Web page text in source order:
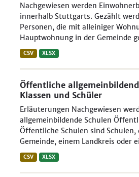
Nachgewiesen werden
innerhalb Stuttgarts. Gezählt
Personen, die mit alleiniger
Hauptwohnung in der Gemeinde
CSV XLSX
Öffentliche
Klassen und Schüler
Erläuterungen Nachgewiesen
allgemeinbildende Schulen
Öffentliche Schulen sind Schulen,
Gemeinde, einem Landkreis oder
CSV XLSX